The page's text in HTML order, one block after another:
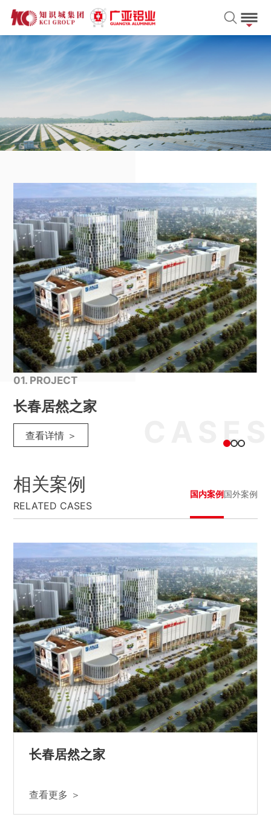
01. PROJECT
长春居然之家
查看详情 ＞
相关案例
RELATED CASES
国内案例国外案例
长春居然之家
查看更多 ＞